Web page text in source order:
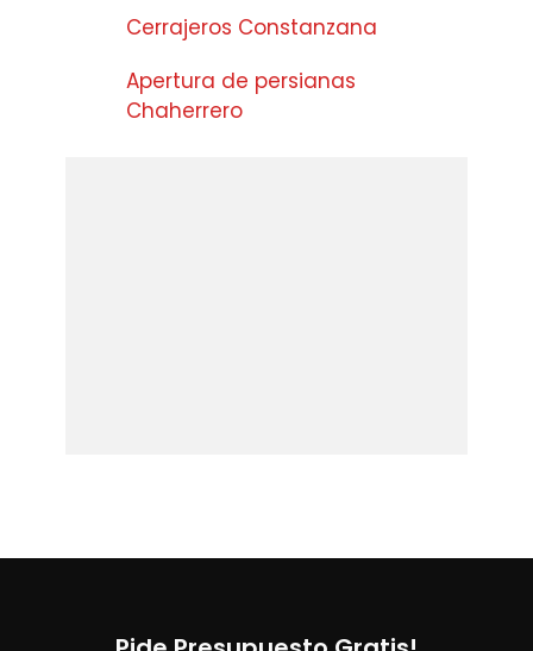
Cerrajeros Constanzana
Apertura de persianas
Chaherrero